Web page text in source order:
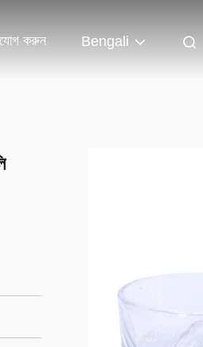
করুন Bengali